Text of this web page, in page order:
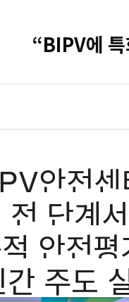
“BIPV에
안전
전 단계
안전
주도